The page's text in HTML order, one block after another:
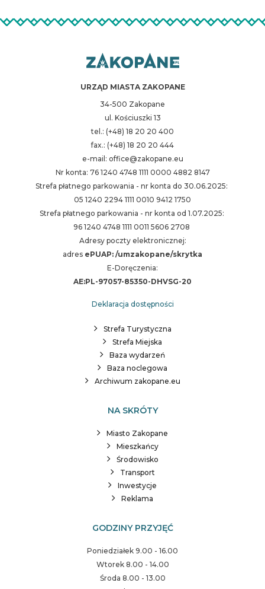
URZĄD MIASTA ZAKOPANE
34-500 Zakopane
ul. Kościuszki 13
tel.: (+48) 18 20 20 400
fax.: (+48) 18 20 20 444
e-mail: office@zakopane.eu
Nr konta: 76 1240 4748 1111 0000 4882 8147
Strefa płatnego parkowania - nr konta do 30.06.2025:
05 1240 2294 1111 0010 9412 1750
Strefa płatnego parkowania - nr konta od 1.07.2025:
96 1240 4748 1111 0011 5606 2708
Adresy poczty elektronicznej:
adres ePUAP: /umzakopane/skrytka
E-Doręczenia:
AE:PL-97057-85350-DHVSG-20
Deklaracja dostępności
Strefa Turystyczna
Strefa Miejska
Baza wydarzeń
Baza noclegowa
Archiwum zakopane.eu
NA SKRÓTY
Miasto Zakopane
Mieszkańcy
Środowisko
Transport
Inwestycje
Reklama
GODZINY PRZYJĘĆ
Poniedziałek 9.00 - 16.00
Wtorek 8.00 - 14.00
Środa 8.00 - 13.00